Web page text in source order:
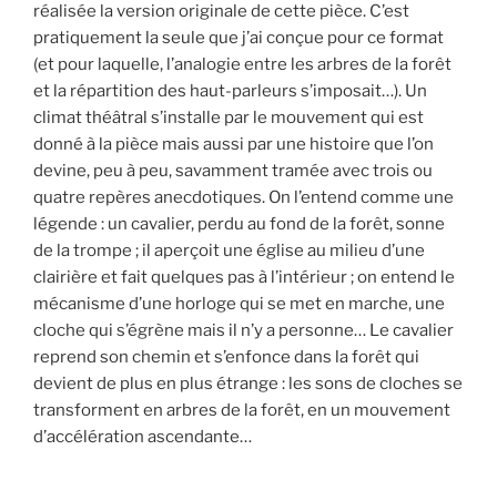
réalisée la version originale de cette pièce. C’est
pratiquement la seule que j’ai conçue pour ce format
(et pour laquelle, l’analogie entre les arbres de la forêt
et la répartition des haut-parleurs s’imposait…). Un
climat théâtral s’installe par le mouvement qui est
donné à la pièce mais aussi par une histoire que l’on
devine, peu à peu, savamment tramée avec trois ou
quatre repères anecdotiques. On l’entend comme une
légende : un cavalier, perdu au fond de la forêt, sonne
de la trompe ; il aperçoit une église au milieu d’une
clairière et fait quelques pas à l’intérieur ; on entend le
mécanisme d’une horloge qui se met en marche, une
cloche qui s’égrène mais il n’y a personne… Le cavalier
reprend son chemin et s’enfonce dans la forêt qui
devient de plus en plus étrange : les sons de cloches se
transforment en arbres de la forêt, en un mouvement
d’accélération ascendante…